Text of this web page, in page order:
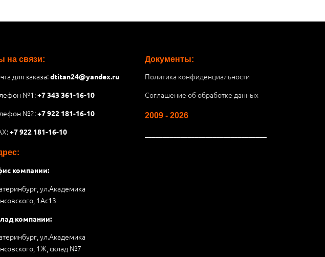
на связи:
для заказа:dtitan24@yandex.ru
№1:+7 343 361-16-10
№2:+7 922 181-16-10
+7 922 181-16-10
компании:
ул.Академика
1Аc13
компании:
ул.Академика
1Ж, склад №7
Документы:
Политика конфиденциальности
Соглашение об обработке данных
2009 - 2026